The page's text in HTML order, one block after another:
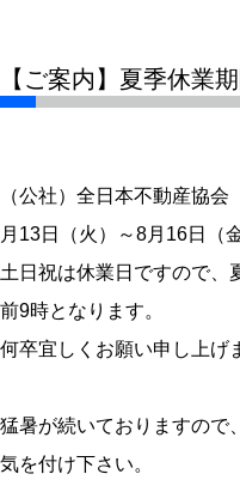
【ご案内】夏季休業
（公社）全日本不動産協
月13日（火）～8月16日（
土日祝は休業日ですので
前9時となります。
何卒宜しくお願い申し上げ
猛暑が続いておりますので
気を付け下さい。